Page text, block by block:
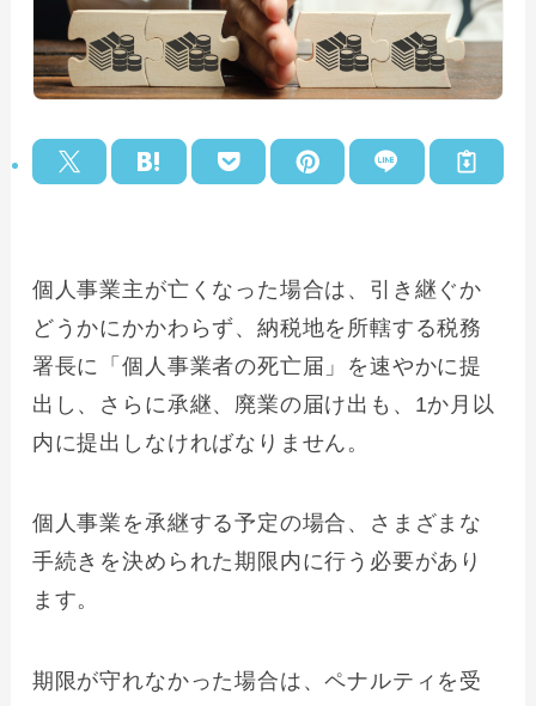
個人事業主が亡くなった場合は、引き継ぐか
どうかにかかわらず、納税地を所轄する税務
署長に「個人事業者の死亡届」を速やかに提
出し、さらに承継、廃業の届け出も、1か月以
内に提出しなければなりません。
個人事業を承継する予定の場合、さまざまな
手続きを決められた期限内に行う必要があり
ます。
期限が守れなかった場合は、ペナルティを受